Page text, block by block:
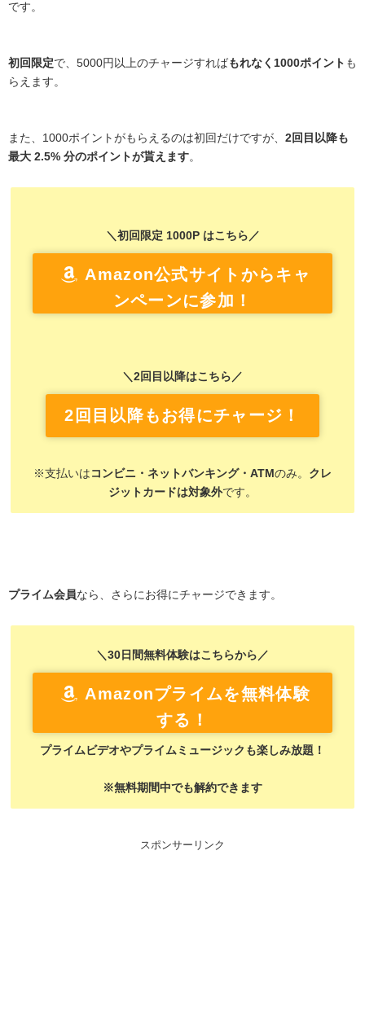
です。
初回限定で、5000円以上のチャージすればもれなく1000ポイント も
らえます。
また、1000ポイントがもらえるのは初回だけですが、 2回目以降も
最大 2.5% 分のポイントが貰えます。
＼初回限定 1000P はこちら／
Amazon公式サイトからキャ
ンペーンに参加！
＼2回目以降はこちら／
2回目以降もお得にチャージ！
※支払いは コンビニ・ネットバンキング・ATMのみ。 クレ
ジットカードは対象外です。
プライム会員なら、さらにお得にチャージできます。
＼30日間無料体験はこちらから／
Amazonプライムを無料体験
する！
プライムビデオやプライムミュージックも楽しみ放題！
※無料期間中でも解約できます
スポンサーリンク